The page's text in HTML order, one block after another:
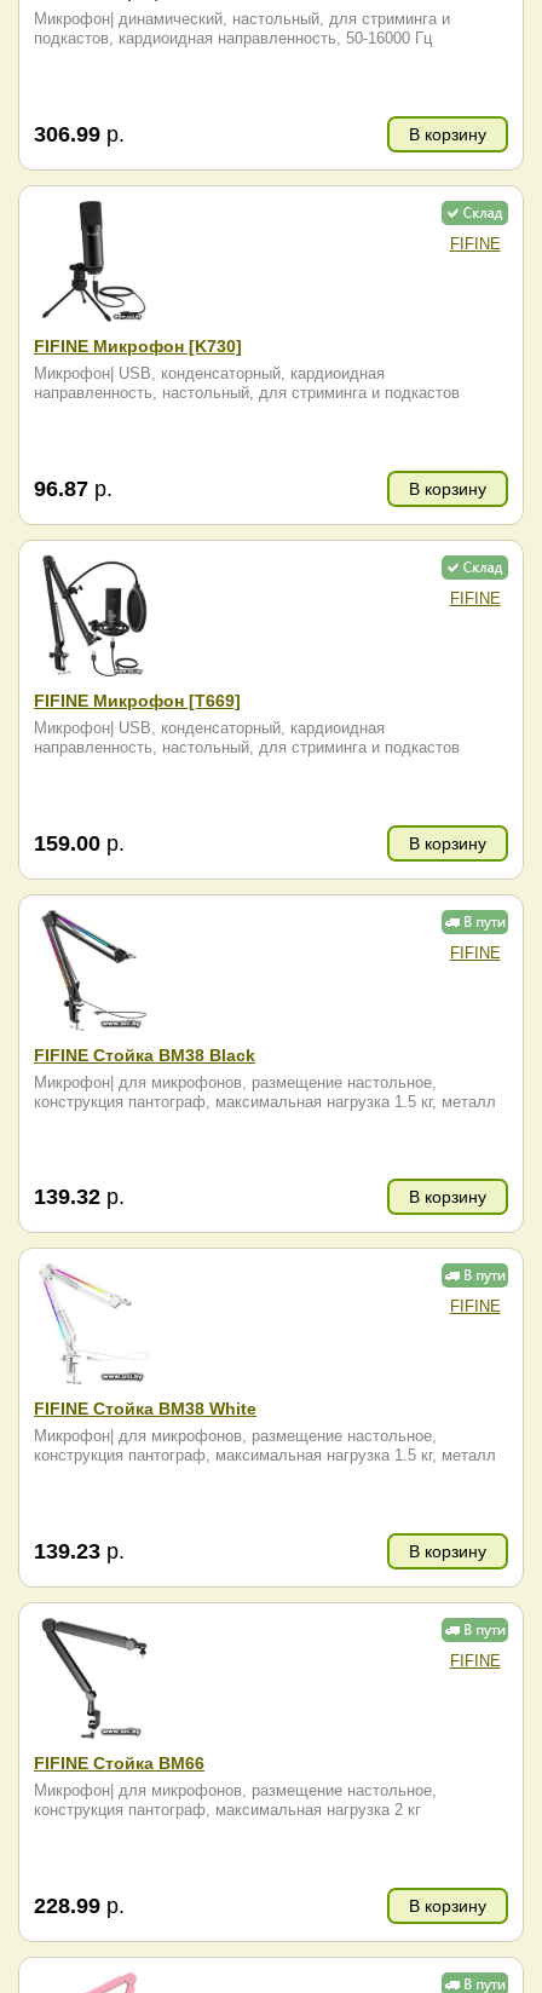
Микрофон| динамический, настольный, для стриминга и
подкастов, кардиоидная направленность, 50-16000 Гц
306.99 р. В корзину
FIFINE
FIFINE Микрофон [K730]
Микрофон| USB, конденсаторный, кардиоидная
направленность, настольный, для стриминга и подкастов
96.87 р. В корзину
FIFINE
FIFINE Микрофон [T669]
Микрофон| USB, конденсаторный, кардиоидная
направленность, настольный, для стриминга и подкастов
159.00 р. В корзину
FIFINE
FIFINE Стойка BM38 Black
Микрофон| для микрофонов, размещение настольное,
конструкция пантограф, максимальная нагрузка 1.5 кг, металл
139.32 р. В корзину
FIFINE
FIFINE Стойка BM38 White
Микрофон| для микрофонов, размещение настольное,
конструкция пантограф, максимальная нагрузка 1.5 кг, металл
139.23 р. В корзину
FIFINE
FIFINE Стойка BM66
Микрофон| для микрофонов, размещение настольное,
конструкция пантограф, максимальная нагрузка 2 кг
228.99 р. В корзину